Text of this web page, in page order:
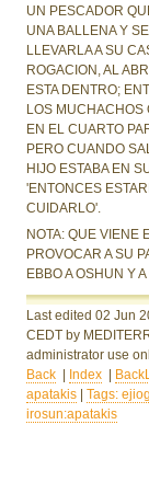
UN PESCADOR
UNA BALLENA Y
LLEVARLA A SU
ROGACION, AL
ESTA DENTRO;
LOS MUCHACHOS
EN EL CUARTO
PERO CUANDO
HIJO ESTABA EN
'ENTONCES
CUIDARLO'.
NOTA: QUE VIENE
PROVOCAR A SU
EBBO A OSHUN Y
Last edited 02 Jun
CEDTby
administrator use
Back | Index |
apatakis |Tags:
irosun:apatakis